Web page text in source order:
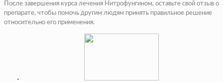
После завершения курса лечения Нитрофунгином, оставьте свой отзыв о
препарате, чтобы помочь другим людям принять правильное решение
относительно его применения.